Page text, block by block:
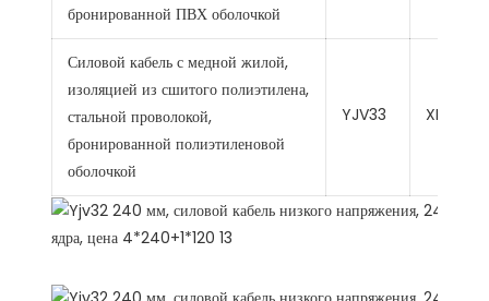
бронированной ПВХ оболочкой
Силовой кабель с медной жилой,
изоляцией из сшитого полиэтилена,
стальной проволокой,
бронированной полиэтиленовой
оболочкой
YJV33 XLPE